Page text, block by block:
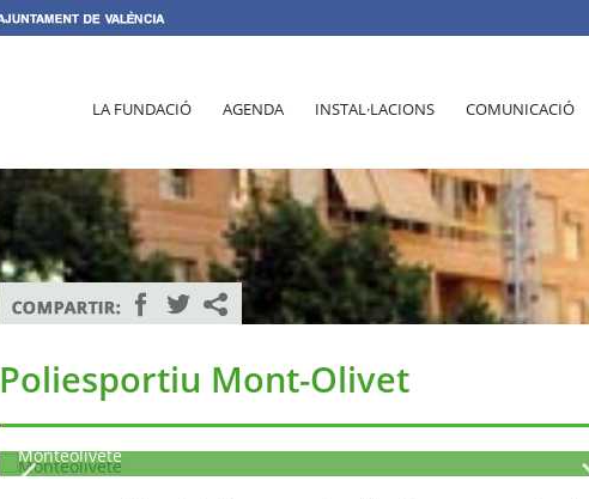
LA FUNDACIÓ AGENDA INSTAL·LACIONS COMUNICACIÓ
Poliesportiu Mont-Olivet
Monteolivete